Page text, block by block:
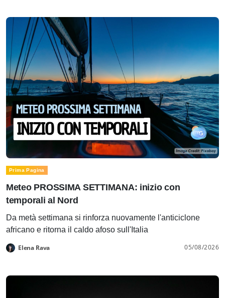
Prima Pagina
Meteo PROSSIMA SETTIMANA: inizio con
temporali al Nord
Da metà settimana si rinforza nuovamente l'anticiclone
africano e ritorna il caldo afoso sull'Italia
Elena Rava 05/08/2026